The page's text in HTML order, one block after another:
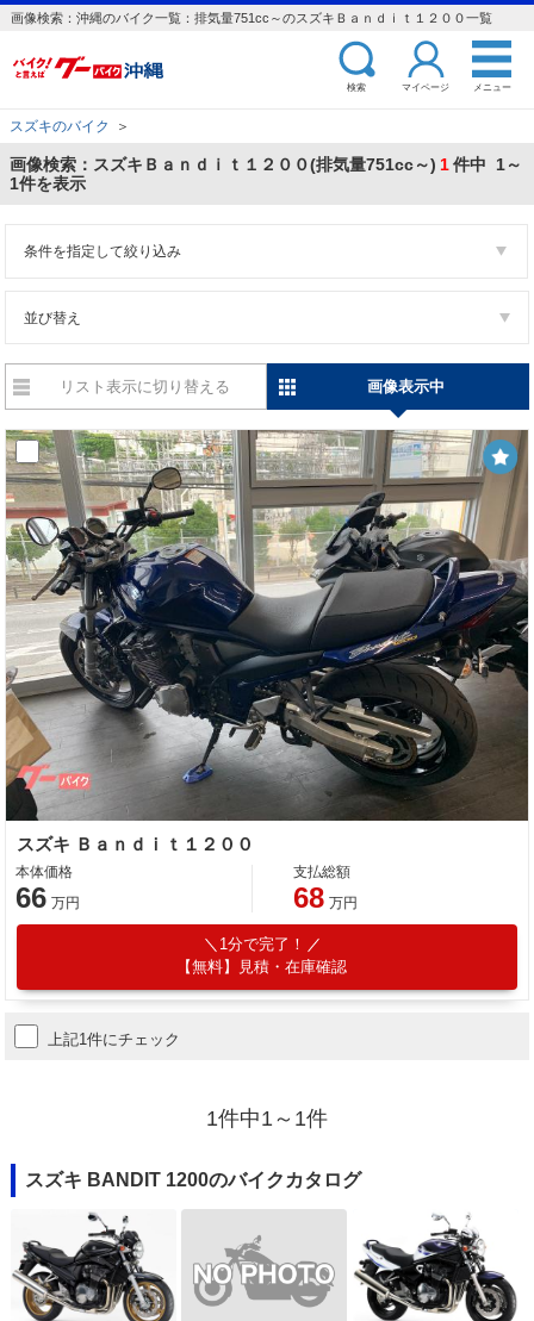
画像検索：沖縄のバイク一覧：排気量751cc～のスズキＢａｎｄｉｔ１２００一覧
検索 マイページ メニュー
スズキのバイク ＞
画像検索：スズキＢａｎｄｉｔ１２００(排気量751cc～) 1件中 1～
1件を表示
条件を指定して絞り込み
並び替え
リスト表示に切り替える 画像表示中
スズキ Ｂａｎｄｉｔ１２００
本体価格
66 万円
支払総額
68 万円
1分で完了！
【無料】見積・在庫確認
上記1件にチェック
1件中1～1件
スズキ BANDIT 1200のバイクカタログ